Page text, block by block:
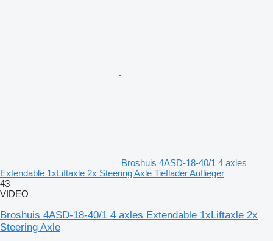
Broshuis 4ASD-18-40/1 4 axles
Extendable 1xLiftaxle 2x Steering Axle Tieflader Auflieger
43
VIDEO
Broshuis 4ASD-18-40/1 4 axles Extendable 1xLiftaxle 2x
Steering Axle